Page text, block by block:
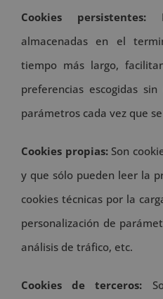
Cookies persistentes:
almacenadas en el
tiempo más largo,
preferencias escogidas
parámetros cada vez que
Cookies propias:Son
y que sólo pueden leer la
cookies técnicas por la
personalización de
análisis de tráfico, etc.
Cookies de terceros: